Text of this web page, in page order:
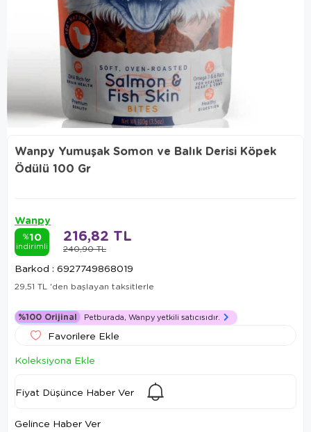
Wanpy Yumuşak Somon ve Balık Derisi Köpek
Ödülü 100 Gr
Wanpy
%10
indirimli 240,90 TL
216,82 TL
Barkod : 6927749868019
29,51 TL 'den başlayan taksitlerle
%100 Orijinal Petburada, Wanpy yetkili satıcısıdır.
Favorilere Ekle
Koleksiyona Ekle
Fiyat Düşünce Haber Ver
Gelince Haber Ver